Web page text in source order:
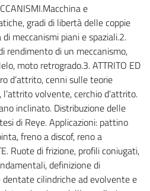
e
gradi di libertà delle coppie
meccanismi piani e spaziali.2.
rendimento di un meccanismo,
moto retrogrado.3. ATTRITO ED
d’attrito, cenni sulle teorie
volvente, cerchio d’attrito.
inclinato. Distribuzione delle
di Reye. Applicazioni: pattino
freno a discof, reno a
Ruote di frizione, profili coniugati,
definizione di
cilindriche ad evolvente e